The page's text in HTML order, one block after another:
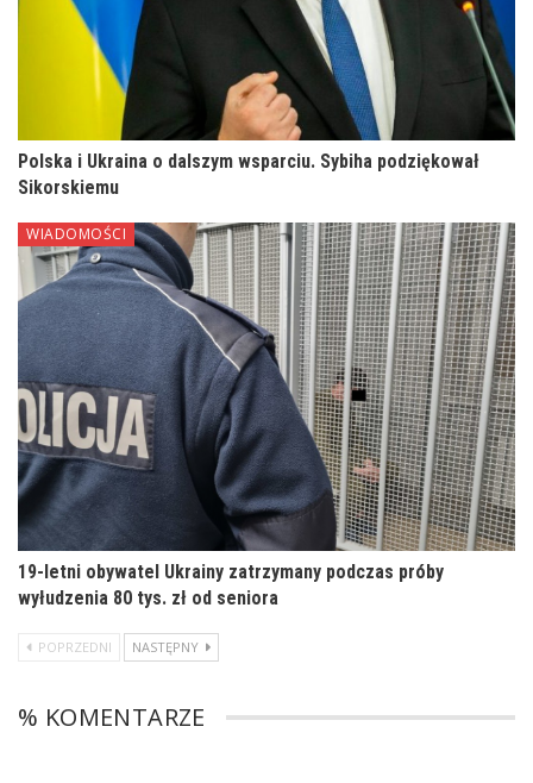
Polska i Ukraina o dalszym wsparciu. Sybiha podziękował
Sikorskiemu
WIADOMOŚCI
19-letni obywatel Ukrainy zatrzymany podczas próby
wyłudzenia 80 tys. zł od seniora
POPRZEDNI NASTĘPNY
% KOMENTARZE